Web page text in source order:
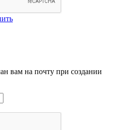
вам на почту при создании